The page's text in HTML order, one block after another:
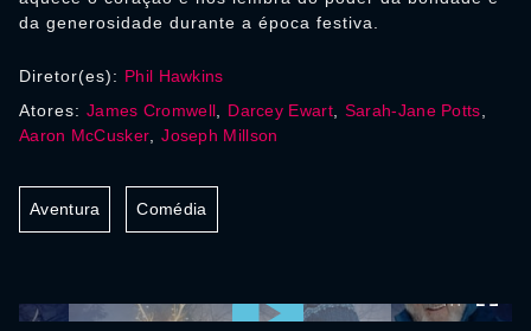
da generosidade durante a época festiva.
Diretor(es): Phil Hawkins
Atores: James Cromwell Darcey Ewart, Sarah-Jane Potts
Aaron McCusker ,Joseph Millson
Aventura Comédia